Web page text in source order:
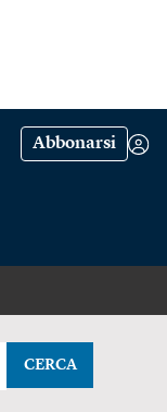
Abbonarsi
CERCA